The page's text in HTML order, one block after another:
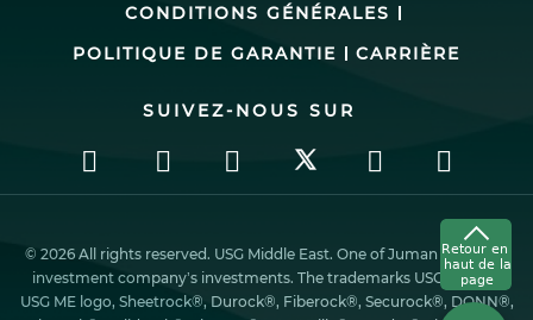
CONDITIONS GÉNÉRALES
POLITIQUE DE GARANTIE
CARRIÈRE
SUIVEZ-NOUS SUR
© 2026 All rights reserved. USG Middle East. One of Juman industrial
investment company’s investments. The trademarks USG ME, the
USG ME logo, Sheetrock®, Durock®, Fiberock®, Securock®, DONN®,